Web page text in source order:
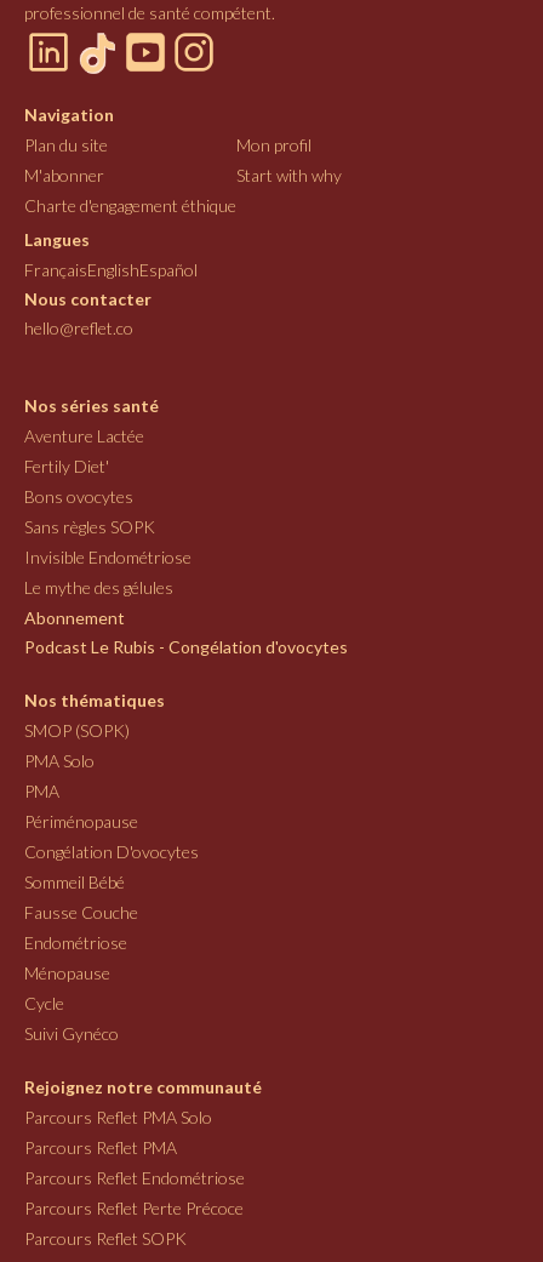
professionnel de santé compétent.
Navigation
Plan du site
Mon profil
M'abonner
Start with why
Charte d'engagement éthique
Langues
FrançaisEnglishEspañol
Nous contacter
hello@reflet.co
Nos séries santé
Aventure Lactée
Fertily Diet'
Bons ovocytes
Sans règles SOPK
Invisible Endométriose
Le mythe des gélules
Abonnement
Podcast Le Rubis - Congélation d'ovocytes
Nos thématiques
SMOP (SOPK)
PMA Solo
PMA
Périménopause
Congélation D'ovocytes
Sommeil Bébé
Fausse Couche
Endométriose
Ménopause
Cycle
Suivi Gynéco
Rejoignez notre communauté
Parcours Reflet PMA Solo
Parcours Reflet PMA
Parcours Reflet Endométriose
Parcours Reflet Perte Précoce
Parcours Reflet SOPK